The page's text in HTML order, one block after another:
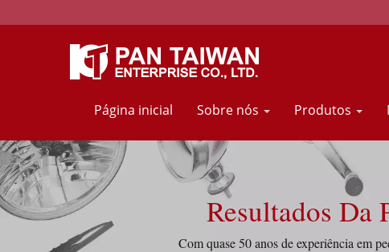
Página inicial Sobre nós Produtos
Com quase 50 anos de experiência em